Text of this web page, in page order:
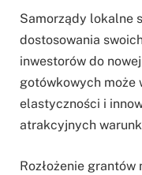
Samorządy lokalne
dostosowania
inwestorów do
gotówkowych może
elastyczności i
atrakcyjnych
Rozłożenie